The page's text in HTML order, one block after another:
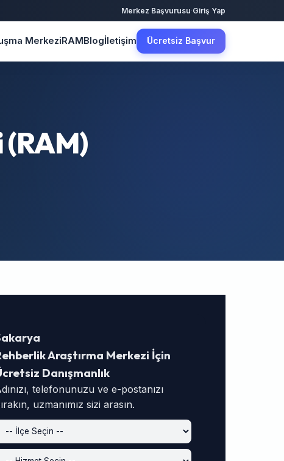
Merkez Başvurusu·Giriş Yap
MerkeziRAMBlogİletişim Ücretsiz Başvur
Araştırma Merkezi İçin
Danışmanlık
telefonunuzu ve e-postanızı
uzmanımız sizi arasın.